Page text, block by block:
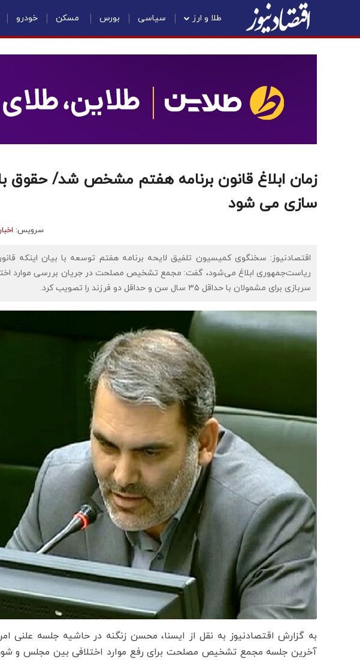
طلا و ارز سیاسی بورس مسکن خودرو
زمان ابلاغ قانون برنامه هفتم مشخص شد/ حقوق
سازی می شود
سرویس:
اقتصادنیوز: سخنگوی کمیسیون تلفیق لایحه برنامه هفتم توسعه با بیان اینکه
ریاست‌جمهوری ابلاغ می‌شود، گفت: مجمع تشخیص مصلحت در جریان بررسی موارد
سربازی برای مشمولان با حداقل ۳۵ سال سن و حداقل دو فرزند را تصویب کرد.
به گزارش اقتصادنیوز به نقل از ایسنا، محسن زنگنه در حاشیه جلسه علنی
آخرین جلسه مجمع تشخیص مصلحت برای رفع موارد اختلافی بین مجلس و